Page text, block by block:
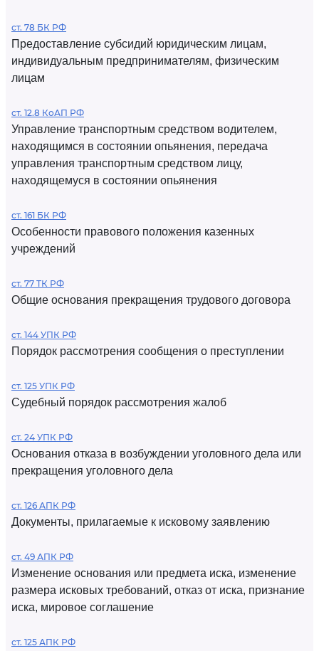
ст. 78 БК РФ
Предоставление субсидий юридическим лицам,
индивидуальным предпринимателям, физическим
лицам
ст. 12.8 КоАП РФ
Управление транспортным средством водителем,
находящимся в состоянии опьянения, передача
управления транспортным средством лицу,
находящемуся в состоянии опьянения
ст. 161 БК РФ
Особенности правового положения казенных
учреждений
ст. 77 ТК РФ
Общие основания прекращения трудового договора
ст. 144 УПК РФ
Порядок рассмотрения сообщения о преступлении
ст. 125 УПК РФ
Судебный порядок рассмотрения жалоб
ст. 24 УПК РФ
Основания отказа в возбуждении уголовного дела или
прекращения уголовного дела
ст. 126 АПК РФ
Документы, прилагаемые к исковому заявлению
ст. 49 АПК РФ
Изменение основания или предмета иска, изменение
размера исковых требований, отказ от иска, признание
иска, мировое соглашение
ст. 125 АПК РФ